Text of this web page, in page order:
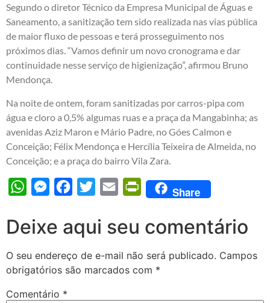
Segundo o diretor Técnico da Empresa Municipal de Águas e
Saneamento, a sanitização tem sido realizada nas vias pública
de maior fluxo de pessoas e terá prosseguimento nos
próximos dias. “Vamos definir um novo cronograma e dar
continuidade nesse serviço de higienização”, afirmou Bruno
Mendonça.
Na noite de ontem, foram sanitizadas por carros-pipa com
água e cloro a 0,5% algumas ruas e a praça da Mangabinha; as
avenidas Aziz Maron e Mário Padre, no Góes Calmon e
Conceição; Félix Mendonça e Hercília Teixeira de Almeida, no
Conceição; e a praça do bairro Vila Zara.
WhatsAppMessengerFacebook
Twitter Email PrintFriendly
Share
Deixe aqui seu comentário
O seu endereço de e-mail não será publicado. Campos
obrigatórios são marcados com *
Comentário *